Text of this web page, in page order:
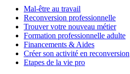
Mal-être au travail
Reconversion professionnelle
Trouver votre nouveau métier
Formation professionnelle adulte
Financements & Aides
Créer son activité en reconversion
Etapes de la vie pro